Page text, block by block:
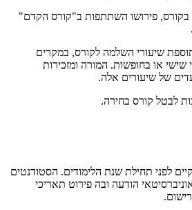
בקורס, פירושו השתתפות ב"קורס הקדם"
שיעורי השלמה לקורס, במקרים
שישי או בחופשות. המורה ומזכירות
של שיעורים אלה.
לבטל קורס בחירה.
לפני תחילת שנת הלימודים. הסטודנטים
הודעה ובה פירוט תאריכי